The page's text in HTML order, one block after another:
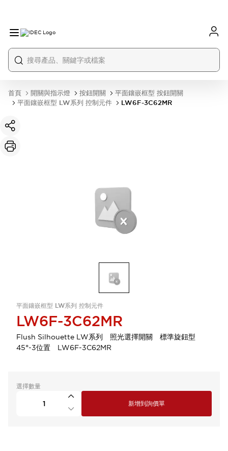
首頁 開關與指示燈 按鈕開關
平面鑲嵌框型 按鈕開關
平面鑲嵌框型 LW系列 控制元件
LW6F-3C62MR
平面鑲嵌框型 LW系列 控制元件
LW6F-3C62MR
Flush Silhouette LW系列 照光選擇開關 標準旋鈕型
45°-3位置 LW6F-3C62MR
選擇數量
新增到詢價單